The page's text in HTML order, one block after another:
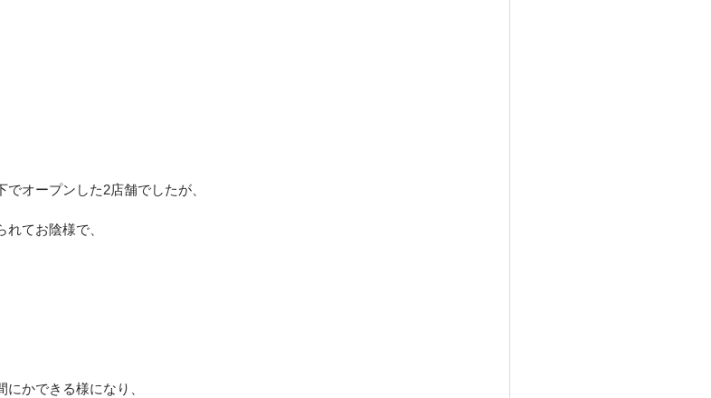
オープンした2店舗でしたが、
てお陰様で、
かできる様になり、